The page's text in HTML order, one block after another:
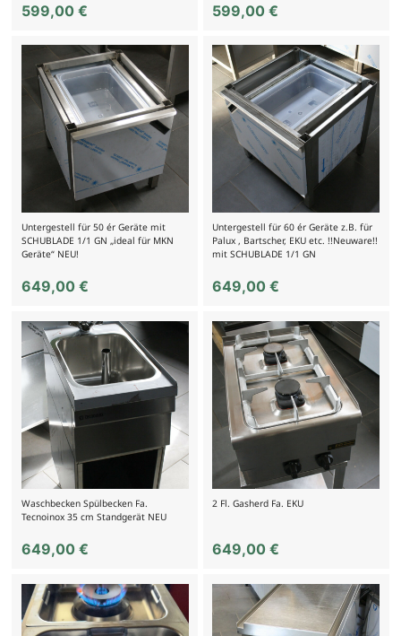
599,00 € 599,00€
Untergestell für 50 ér Geräte mit
SCHUBLADE 1/1 GN „ideal für MKN
Geräte“ NEU!
649,00 €
Untergestell für 60 ér Geräte z.B. für
Palux , Bartscher, EKU etc. !!Neuware!!
mit SCHUBLADE 1/1 GN
649,00€
Waschbecken Spülbecken Fa.
Tecnoinox 35 cm Standgerät NEU
649,00 €
2 Fl. Gasherd Fa. EKU
649,00€